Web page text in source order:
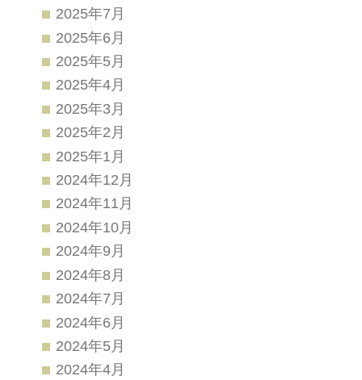
2025年7月
2025年6月
2025年5月
2025年4月
2025年3月
2025年2月
2025年1月
2024年12月
2024年11月
2024年10月
2024年9月
2024年8月
2024年7月
2024年6月
2024年5月
2024年4月